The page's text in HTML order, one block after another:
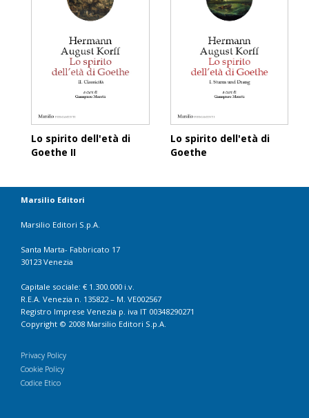
Lo spirito dell'età di
Goethe II
Lo spirito dell'età di
Goethe
Marsilio Editori
Marsilio Editori S.p.A.
Santa Marta- Fabbricato 17
30123 Venezia
Capitale sociale: € 1.300.000 i.v.
R.E.A. Venezia n. 135822 – M. VE002567
Registro Imprese Venezia p. iva IT 00348290271
Copyright © 2008 Marsilio Editori S.p.A.
Privacy Policy
Cookie Policy
Codice Etico